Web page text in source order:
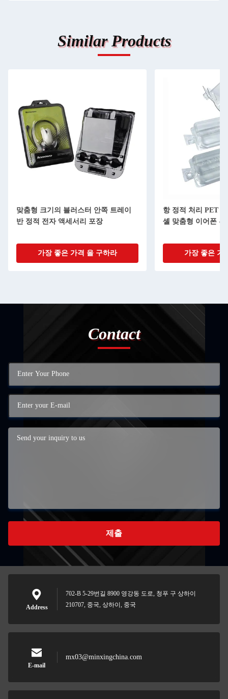
Similar Products
맞춤형 크기의 블러스터 안쪽 트레이
반 정적 전자 액세서리 포장
가장 좋은 가격 을 구하라
항 정적 처리 PET
셸 맞춤형 이어폰 부
가장 좋은 가
Contact
제출
Address
702-B 5-29번길 8900 영강동 도로, 청푸 구 상하이
210707, 중국, 상하이, 중국
E-mail
mx03@minxingchina.com